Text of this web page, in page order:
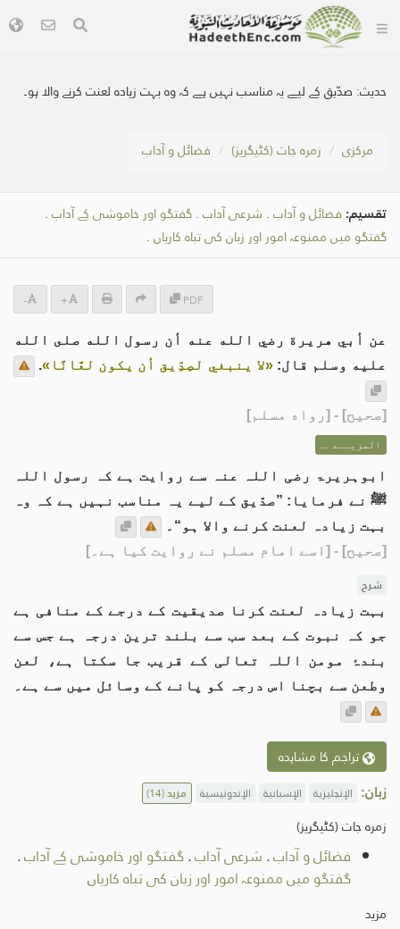
حدیث: صدّیق کے لیے یہ مناسب نہیں ہے کہ وہ بہت زیادہ لعنت کرنے والا ہو۔
مرکزی زمرہ جات (کٹیگریز) فضائل و آداب
تقسیم: فضائل و آداب . شرعی آداب . گفتگو اور خاموشی کے آداب .
گفتگو میں ممنوعہ امور اور زبان کی تباہ کاریاں .
PDF
+
-
عن أبي هريرة رضي الله عنه أن رسول الله صلى الله
عليه وسلم قال:«لا ينبغي لصِدِّيق أن يكون لعَّانًا».
[صحيح] - [رواه مسلم]
المزيــد ...
ابوہریرۃ رضی اللہ عنہ سے روایت ہے کہ رسول اللہ
ﷺ نے فرمایا: ”صدّیق کے لیے یہ مناسب نہیں ہے کہ وہ
بہت زیادہ لعنت کرنے والا ہو“۔
[صحیح] - [اسے امام مسلم نے روایت کیا ہے۔]
شرح
بہت زیادہ لعنت کرنا صدیقیت کے درجے کے منافی ہے
جو کہ نبوت کے بعد سب سے بلند ترین درجہ ہے جس سے
بندۂ مومن اللہ تعالی کے قریب جا سکتا ہے، لعن
وطعن سے بچنا اس درجہ کو پانے کے وسائل میں سے ہے۔
تراجم کا مشاہدہ
زبان: الإنجليزية الإسبانية الإندونيسية مزید(14)
زمرہ جات (کٹیگریز)
فضائل و آداب. شرعی آداب.گفتگو اور خاموشی کے آداب.
گفتگو میں ممنوعہ امور اور زبان کی تباہ کاریاں
مزید